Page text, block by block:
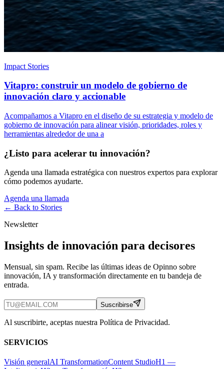
Impact Stories
Vitapro: construir un modelo de gobierno de
innovación claro y accionable
Acompañamos a Vitapro en el diseño de su estrategia y modelo de
gobierno de innovación para alinear visión, prioridades, roles y
herramientas alrededor de una a
¿Listo para acelerar tu innovación?
Agenda una llamada estratégica con nuestros expertos para explorar
cómo podemos ayudarte.
Agenda una llamada
← Back to Stories
Newsletter
Insights de innovación para decisores
Mensual, sin spam. Recibe las últimas ideas de Opinno sobre
innovación, IA y transformación directamente en tu bandeja de
entrada.
Suscribirse
Al suscribirte, aceptas nuestra Política de Privacidad.
SERVICIOS
Visión generalAI TransformationContent StudioH1 —